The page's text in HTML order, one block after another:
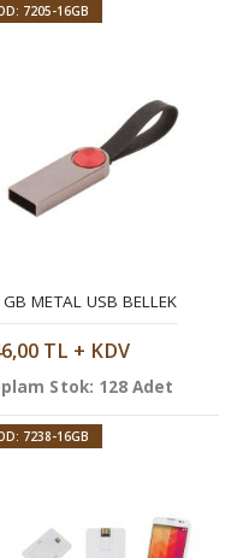
7205-16GB
METAL USB BELLEK
TL + KDV
Stok: 128 Adet
7238-16GB